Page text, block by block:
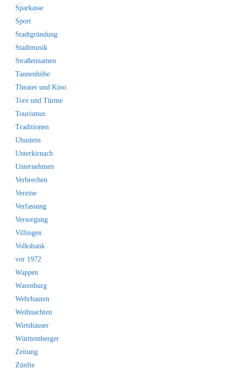
Sparkasse
Sport
Stadtgründung
Stadtmusik
Straßennamen
Tannenhöhe
Theater und Kino
Tore und Türme
Tourismus
Traditionen
Uhustein
Unterkirnach
Unternehmen
Verbrechen
Vereine
Verfassung
Versorgung
Villingen
Volksbank
vor 1972
Wappen
Warenburg
Wehrbauten
Weihnachten
Wirtshäuser
Württemberger
Zeitung
Zünfte